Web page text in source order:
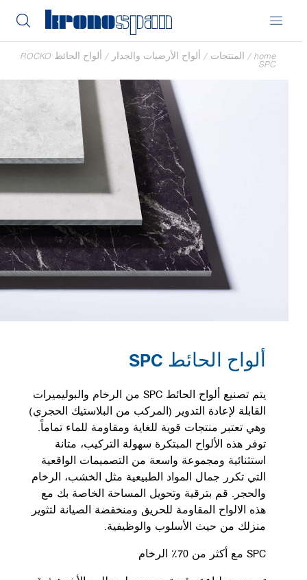
home
/ المنتجات/ ألواح الأرضيات والجدار / ألواح الحائط ROCKO
SPC
ألواح الحائط SPC
يتم تصنيع ألواح الحائط SPC من الرخام والبوليميرات
القابلة لإعادة التدوير (المركب من البلاستيك الحجري)
وهي تعتبر منتجات قوية للغاية ومقاومة للماء تماماً.
توفر هذه الألواح المبتكرة سهولة التركيب، متانة
استثنائية ومجموعة واسعة من التصميمات الواقعية
التي تكرر جمال المواد الطبيعية مثل الخشب، الرخام
والحجر. قم بترقية وتحويل المساحة الخاصة بك مع
هذه الالواح المقاومة للحريق ومنخفضة الصيانة لتثوير
منزلك من حيث الأسلوب والوظيفية.
SPC مع أكثر من 70٪ الرخام